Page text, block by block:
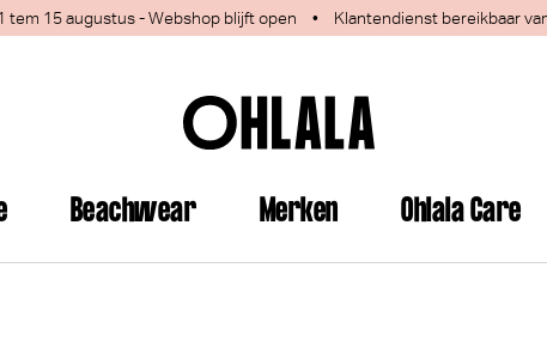
tem 15 augustus - Webshop blijft open • Klantendienst bereikbaar
Beachwear Merken Ohlala Care